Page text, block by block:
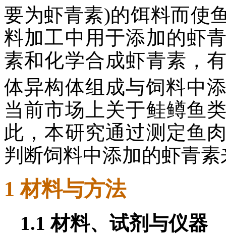
要为虾青素)的饵料而使
料加工中用于添加的虾
素和化学合成虾青素，
体异构体组成与饲料中
当前市场上关于鲑鳟鱼
此，本研究通过测定鱼
判断饲料中添加的虾青素
1 材料与方法
1.1 材料、试剂与仪器